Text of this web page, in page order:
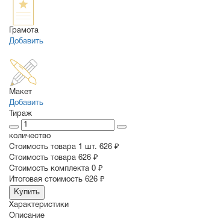
Грамота
Добавить
Макет
Добавить
Тираж
количество
Стоимость товара 1 шт. 626 ₽
Cтоимость товара 626 ₽
Стоимость комплекта 0 ₽
Итоговая стоимость 626 ₽
Купить
Характеристики
Описание